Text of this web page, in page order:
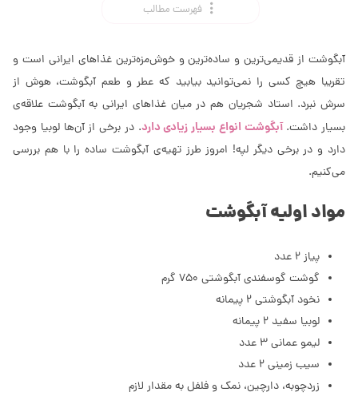
فهرست مطالب
آبگوشت از قدیمی‌ترین و ساده‌ترین و خوش‌مزه‌ترین غذاهای ایرانی است و
تقریبا هیچ کسی را نمی‌توانید بیابید که عطر و طعم آبگوشت، هوش از
سرش نبرد. استاد شجریان هم در میان غذاهای ایرانی به آبگوشت علاقه‌ی
بسیار داشت.آبگوشت انواع بسیار زیادی دارد. در برخی از آن‌ها لوبیا وجود
دارد و در برخی دیگر لپه! امروز طرز تهیه‌ی آبگوشت ساده را با هم بررسی
می‌کنیم.
مواد اولیه آبگوشت
پیاز 2 عدد
گوشت گوسفندی آبگوشتی 750 گرم
نخود آبگوشتی 2 پیمانه
لوبیا سفید 2 پیمانه
لیمو عمانی 3 عدد
سیب زمینی 2 عدد
زردچوبه، دارچین، نمک و فلفل به مقدار لازم